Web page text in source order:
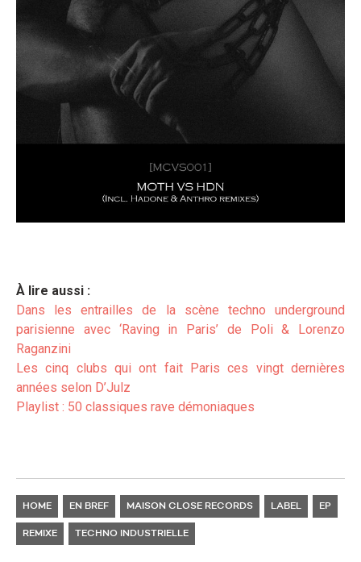
À lire aussi :
Dans les entrailles de la scène techno underground
parisienne avec ‘Raving in Paris’ de Poli & Lorenzo
Raganzini
Les cinq clubs qui ont fait Paris ces vingt dernières
années selon D’Julz
Playlist : 50 classiques rave démoniaques
HOME EN BREF MAISON CLOSE RECORDS LABEL EP
REMIXE TECHNO INDUSTRIELLE